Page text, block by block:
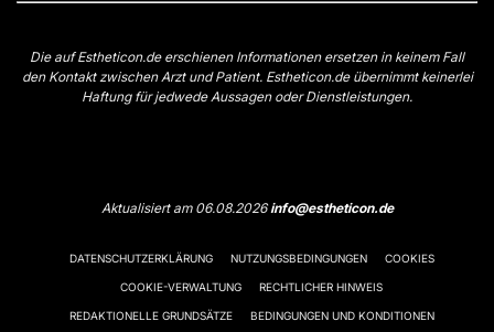
Die auf Estheticon.de erschienen Informationen ersetzen in keinem Fall
den Kontakt zwischen Arzt und Patient. Estheticon.de übernimmt keinerlei
Haftung für jedwede Aussagen oder Dienstleistungen.
Aktualisiert am 06.08.2026info@estheticon.de
DATENSCHUTZERKLÄRUNG NUTZUNGSBEDINGUNGEN COOKIES
COOKIE-VERWALTUNG RECHTLICHER HINWEIS
REDAKTIONELLE GRUNDSÄTZE BEDINGUNGEN UND KONDITIONEN